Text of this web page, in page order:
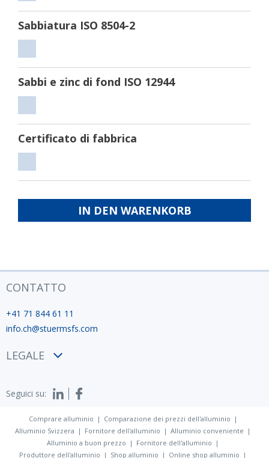
Sabbiatura ISO 8504-2
ISO
8504-
Sabbi e zinc di fond ISO 12944
e
zinc
fond
Certificato di fabbrica
di
fabbrica
IN DEN WARENKORB
CONTATTO
+41 71 844 61 11
info.ch@stuermsfs.com
LEGALE
Privacy policy
Seguici su:
Comprare alluminio
Comparazione dei prezzi dell'alluminio
Alluminio Svizzera
Fornitore dell'alluminio
Alluminio conveniente
Alluminio a buon prezzo
Fornitore dell'alluminio
Produttore dell'alluminio
Shop alluminio Online shop alluminio